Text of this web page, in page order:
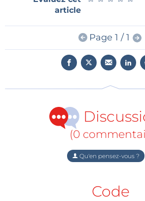
article
Page 1 / 1
(0
Qu'en pensez-vous ?
Code